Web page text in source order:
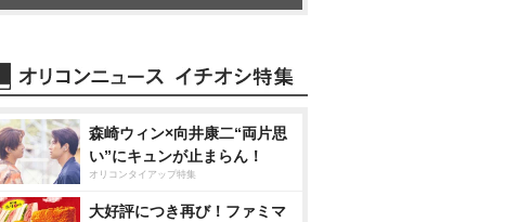
森崎ウィン×向井康二“両片思
い”にキュンが止まらん！
オリコンタイアップ特集
大好評につき再び！ファミマ